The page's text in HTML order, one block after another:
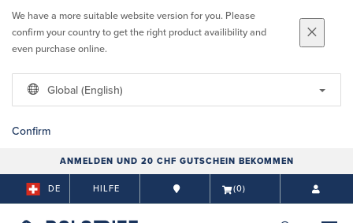
We have a more suitable website version for you. Please
confirm your country to get the right product availibility and
even purchase online.
Global (English)
Confirm
ANMELDEN UND 20 CHF GUTSCHEIN BEKOMMEN
DE HILFE (0)